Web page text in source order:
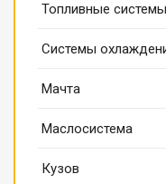
Топливные системы
Системы
Мачта
Маслосистема
Кузов